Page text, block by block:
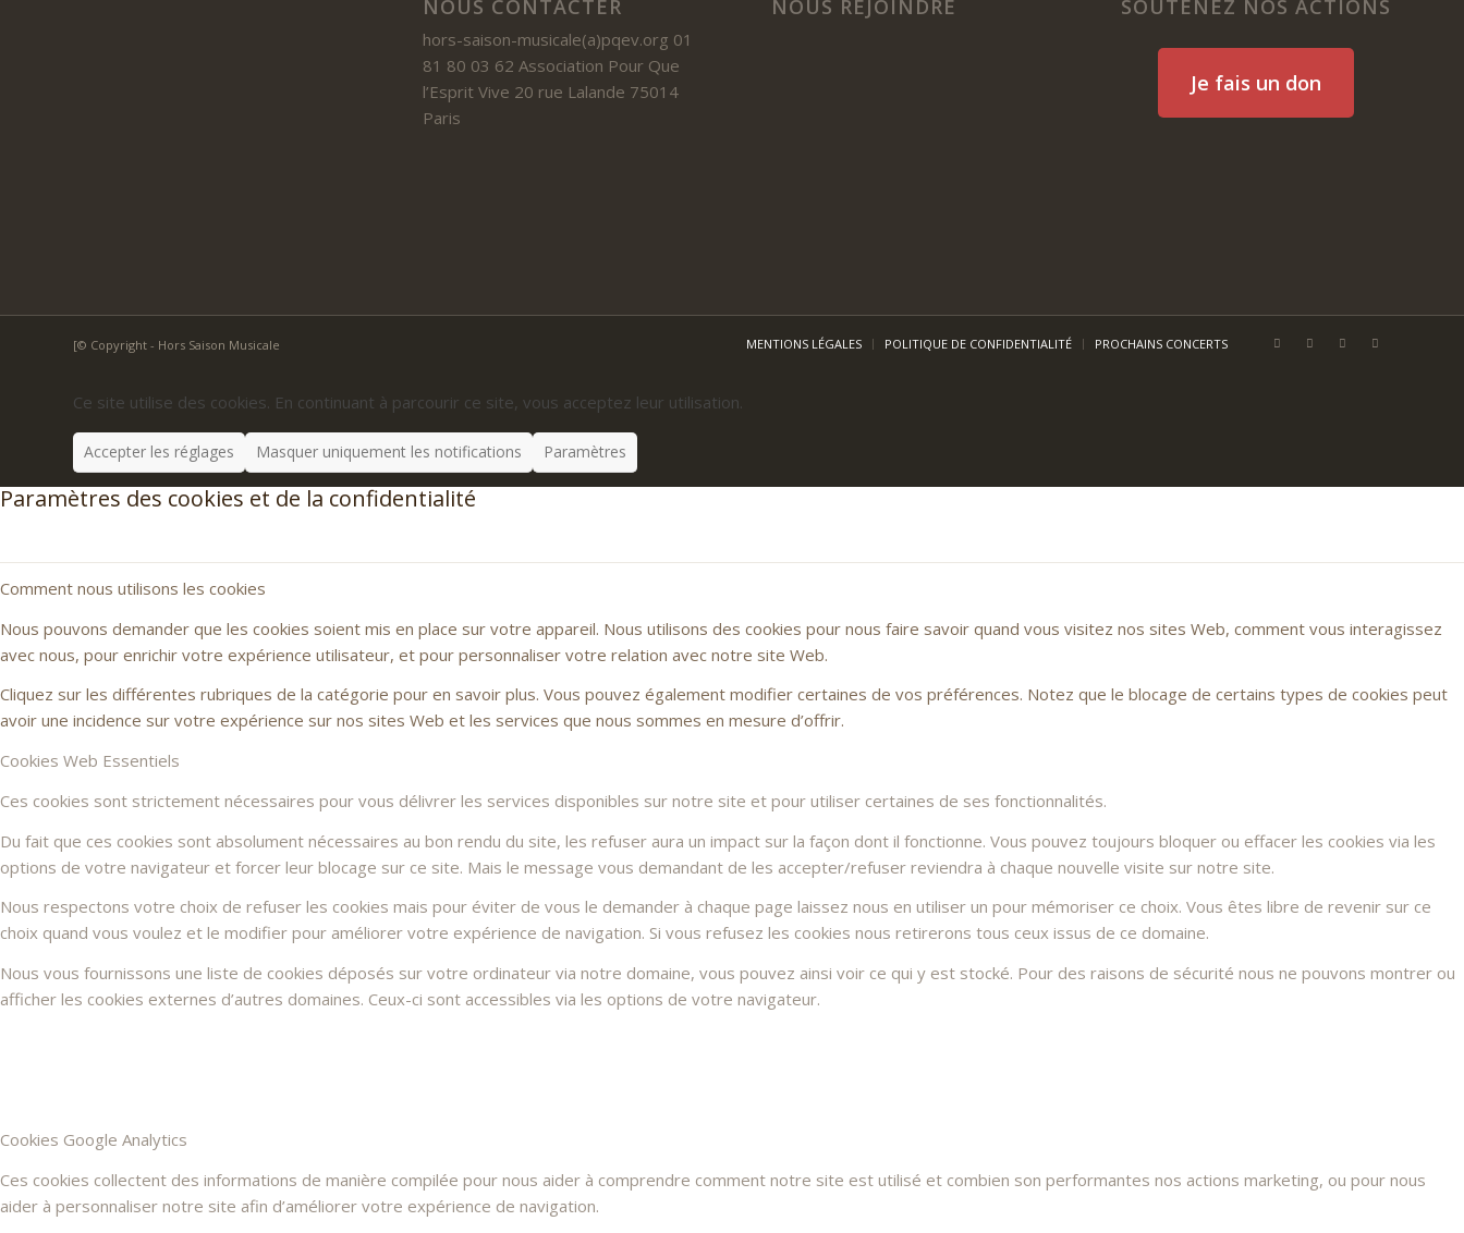
NOUS CONTACTER
hors-saison-musicale(a)pqev.org 01
81 80 03 62 Association Pour Que
l’Esprit Vive 20 rue Lalande 75014
Paris
NOUS REJOINDRE SOUTENEZ NOS ACTIONS
Je fais un don
[© Copyright - Hors Saison Musicale MENTIONS LÉGALES POLITIQUE DE CONFIDENTIALITÉ PROCHAINS CONCERTS
Ce site utilise des cookies. En continuant à parcourir ce site, vous acceptez leur utilisation.
Accepter les réglages Masquer uniquement les notifications Paramètres
Paramètres des cookies et de la confidentialité
Comment nous utilisons les cookies
Nous pouvons demander que les cookies soient mis en place sur votre appareil. Nous utilisons des cookies pour nous faire savoir quand vous visitez nos sites Web, comment vous interagissez
avec nous, pour enrichir votre expérience utilisateur, et pour personnaliser votre relation avec notre site Web.
Cliquez sur les différentes rubriques de la catégorie pour en savoir plus. Vous pouvez également modifier certaines de vos préférences. Notez que le blocage de certains types de cookies peut
avoir une incidence sur votre expérience sur nos sites Web et les services que nous sommes en mesure d’offrir.
Cookies Web Essentiels
Ces cookies sont strictement nécessaires pour vous délivrer les services disponibles sur notre site et pour utiliser certaines de ses fonctionnalités.
Du fait que ces cookies sont absolument nécessaires au bon rendu du site, les refuser aura un impact sur la façon dont il fonctionne. Vous pouvez toujours bloquer ou effacer les cookies via les
options de votre navigateur et forcer leur blocage sur ce site. Mais le message vous demandant de les accepter/refuser reviendra à chaque nouvelle visite sur notre site.
Nous respectons votre choix de refuser les cookies mais pour éviter de vous le demander à chaque page laissez nous en utiliser un pour mémoriser ce choix. Vous êtes libre de revenir sur ce
choix quand vous voulez et le modifier pour améliorer votre expérience de navigation. Si vous refusez les cookies nous retirerons tous ceux issus de ce domaine.
Nous vous fournissons une liste de cookies déposés sur votre ordinateur via notre domaine, vous pouvez ainsi voir ce qui y est stocké. Pour des raisons de sécurité nous ne pouvons montrer ou
afficher les cookies externes d’autres domaines. Ceux-ci sont accessibles via les options de votre navigateur.
Cookies Google Analytics
Ces cookies collectent des informations de manière compilée pour nous aider à comprendre comment notre site est utilisé et combien son performantes nos actions marketing, ou pour nous
aider à personnaliser notre site afin d’améliorer votre expérience de navigation.